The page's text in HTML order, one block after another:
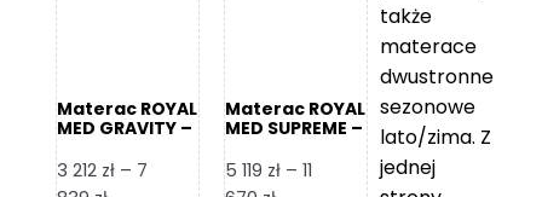
Materac ROYAL
MED GRAVITY –
3 212 zł – 7
Materac ROYAL
MED SUPREME –
5 119 zł – 11
także
materace
dwustronne
sezonowe
lato/zima. Z
jednej